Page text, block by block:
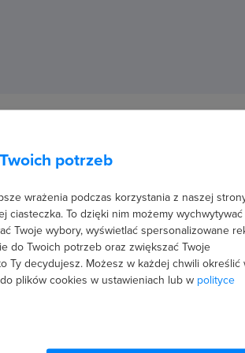
- jak wejść do gamedev
do GameDevu. Poznaj technologie
testowych
Unity. Wejdź do świata gamedev’u i zacznij
Twoich potrzeb
wrażenia podczas korzystania z naszej
ciasteczka. To dzięki nim możemy wychwytywać
Twoje wybory, wyświetlać spersonalizowane
do Twoich potrzeb oraz zwiększać Twoje
Ty decydujesz. Możesz w każdej chwili określić
plików cookies w ustawieniach lub w polityce